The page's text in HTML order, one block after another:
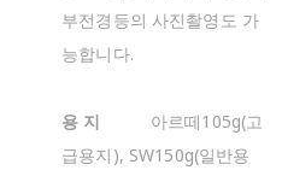
부전경등의 사진촬영도 가
능합니다.
용 지
아르떼105g(고
급용지), SW150g(일반용